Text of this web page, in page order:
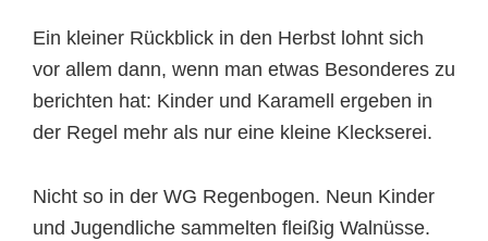
Ein kleiner Rückblick in den Herbst lohnt sich
vor allem dann, wenn man etwas Besonderes zu
berichten hat: Kinder und Karamell ergeben in
der Regel mehr als nur eine kleine Kleckserei.
Nicht so in der WG Regenbogen. Neun Kinder
und Jugendliche sammelten fleißig Walnüsse.